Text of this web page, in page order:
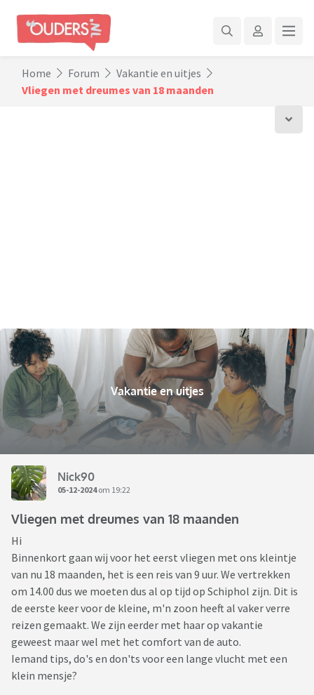
Home Forum
Vakantie en uitjes
Vliegen met dreumes van 18 maanden
Vakantie en uitjes
Nick90
05-12-2024om 19:22
Vliegen met dreumes van 18 maanden
Hi
Binnenkort gaan wij voor het eerst vliegen met ons kleintje
van nu 18 maanden, het is een reis van 9 uur. We vertrekken
om 14.00 dus we moeten dus al op tijd op Schiphol zijn. Dit is
de eerste keer voor de kleine, m'n zoon heeft al vaker verre
reizen gemaakt. We zijn eerder met haar op vakantie
geweest maar wel met het comfort van de auto.
Iemand tips, do's en don'ts voor een lange vlucht met een
klein mensje?